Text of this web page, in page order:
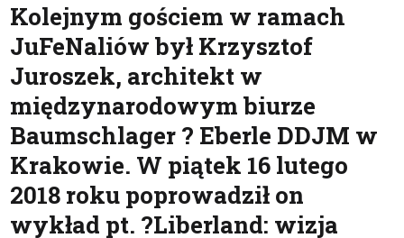
Kolejnym gościem w ramach
JuFeNaliów był Krzysztof
Juroszek, architekt w
międzynarodowym biurze
Baumschlager ? Eberle DDJM w
Krakowie. W piątek 16 lutego
2018 roku poprowadził on
wykład pt. ?Liberland: wizja